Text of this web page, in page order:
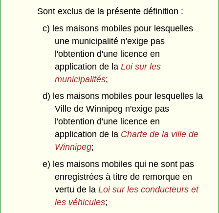
Sont exclus de la présente définition :
c) les maisons mobiles pour lesquelles
une municipalité n'exige pas
l'obtention d'une licence en
application de la Loi sur les
municipalités;
d) les maisons mobiles pour lesquelles la
Ville de Winnipeg n'exige pas
l'obtention d'une licence en
application de la Charte de la ville de
Winnipeg;
e) les maisons mobiles qui ne sont pas
enregistrées à titre de remorque en
vertu de la Loi sur les conducteurs et
les véhicules;